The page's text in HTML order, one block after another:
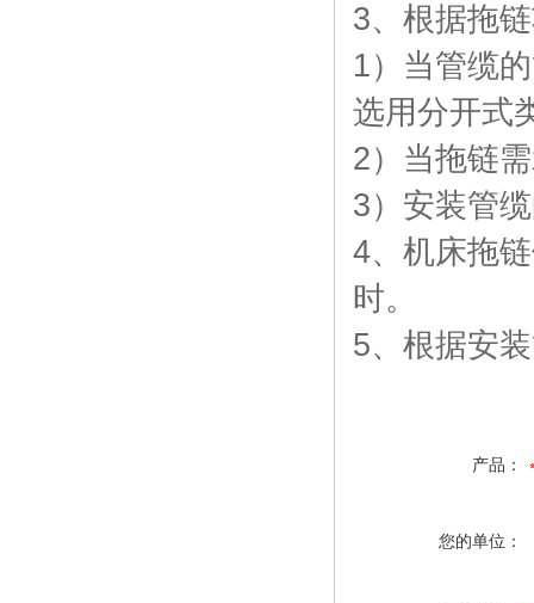
3、根据拖
1）当管缆
选用分开式
2）当拖链
3） 安装管
4、机床拖
时。
5、根据安
产品：
您的单位：